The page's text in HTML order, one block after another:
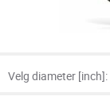
Velg diameter [inch]: